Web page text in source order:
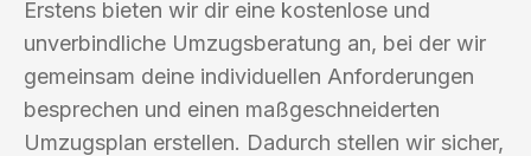
Erstens bieten wir dir eine kostenlose und
unverbindliche Umzugsberatung an, bei der wir
gemeinsam deine individuellen Anforderungen
besprechen und einen maßgeschneiderten
Umzugsplan erstellen. Dadurch stellen wir sicher,